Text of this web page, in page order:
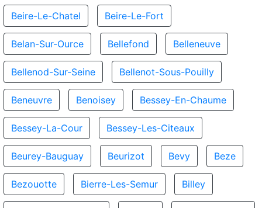
Beire-Le-Chatel Beire-Le-Fort
Belan-Sur-Ource Bellefond Belleneuve
Bellenod-Sur-Seine Bellenot-Sous-Pouilly
Beneuvre Benoisey Bessey-En-Chaume
Bessey-La-Cour Bessey-Les-Citeaux
Beurey-Bauguay Beurizot Bevy Beze
Bezouotte Bierre-Les-Semur Billey